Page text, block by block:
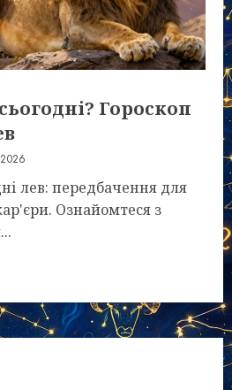
Гороскоп
лев: передбачення для
Ознайомтеся з